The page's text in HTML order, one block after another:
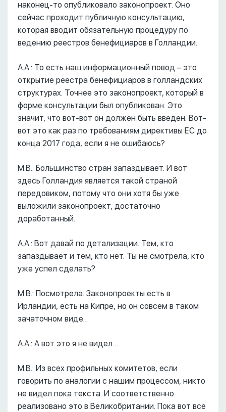
наконец-то опубликовало законопроект. Оно
сейчас проходит публичную консультацию,
которая вводит обязательную процедуру по
ведению реестров бенефициаров в Голландии.
А.А.: То есть наш информационный повод – это
открытие реестра бенефициаров в голландских
структурах. Точнее это законопроект, который в
форме консультации был опубликован. Это
значит, что вот-вот он должен быть введен. Вот-
вот это как раз по требованиям директивы ЕС до
конца 2017 года, если я не ошибаюсь?
М.В.: Большинство стран запаздывает. И вот
здесь Голландия является такой страной
передовиком, потому что они хотя бы уже
выложили законопроект, достаточно
доработанный.
А.А.: Вот давай по детализации. Тем, кто
запаздывает и тем, кто нет. Ты не смотрела, кто
уже успел сделать?
М.В.: Посмотрела. Законопроекты есть в
Ирландии, есть на Кипре, но он совсем в таком
зачаточном виде…
А.А.: А вот это я не видел…
М.В.: Из всех профильных комитетов, если
говорить по аналогии с нашим процессом, никто
не видел пока текста. И соответственно
реализовано это в Великобритании. Пока вот все